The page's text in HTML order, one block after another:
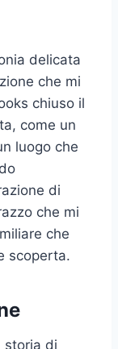
delicata
che mi
chiuso il
come un
luogo che
di
che mi
che
scoperta.
storia di